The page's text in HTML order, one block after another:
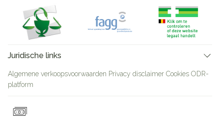
Juridische links
Algemene verkoopsvoorwaarden Privacy disclaimer Cookies ODR-
platform